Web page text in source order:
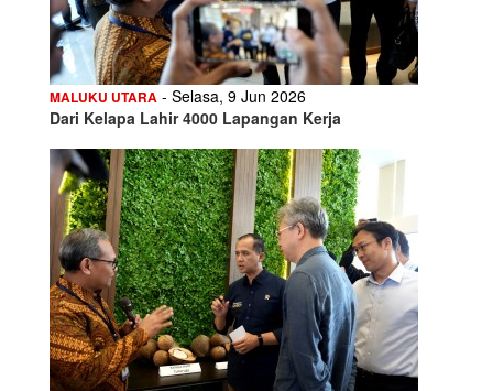
MALUKU UTARA - Selasa, 9 Jun 2026
Dari Kelapa Lahir 4000 Lapangan Kerja